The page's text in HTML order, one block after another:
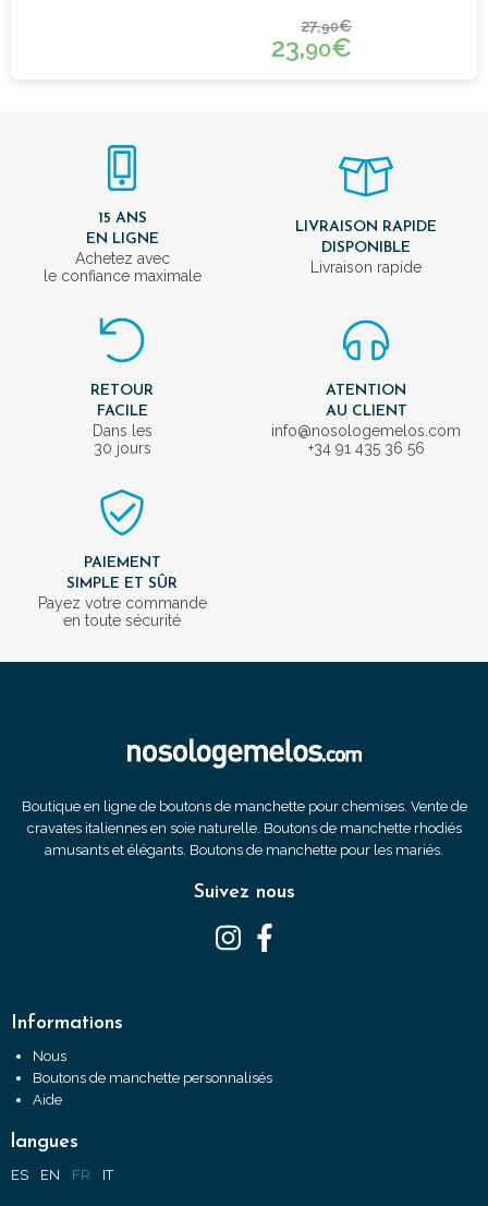
27,90€
23,90€
15 ANS
EN LIGNE
Achetez avec
le confiance maximale
LIVRAISON RAPIDE
DISPONIBLE
Livraison rapide
RETOUR
FACILE
Dans les
30 jours
ATENTION
AU CLIENT
info@nosologemelos.com
+34 91 435 36 56
PAIEMENT
SIMPLE ET SÛR
Payez votre commande
en toute sécurité
Boutique en ligne de boutons de manchette pour chemises. Vente de
cravates italiennes en soie naturelle. Boutons de manchette rhodiés
amusants et élégants. Boutons de manchette pour les mariés.
Suivez nous
Informations
Nous
Boutons de manchette personnalisés
Aide
langues
ES EN FR IT